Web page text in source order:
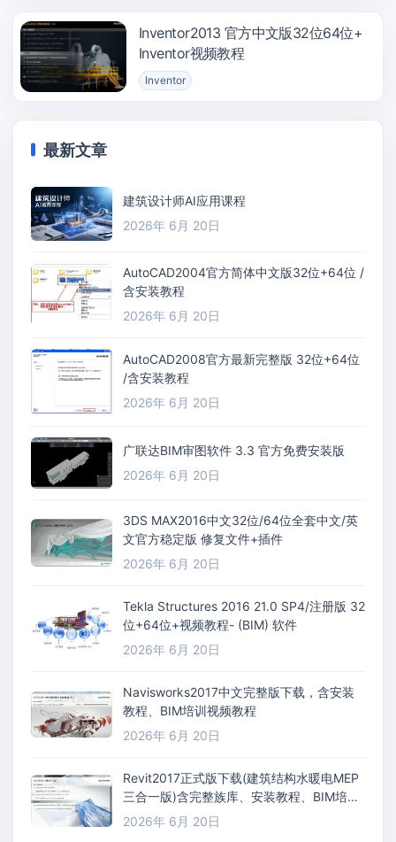
Inventor2013 官方中文版32位64位+
Inventor视频教程
Inventor
最新文章
建筑设计师AI应用课程
2026年 6月 20日
AutoCAD2004官方简体中文版32位+64位 /
含安装教程
2026年 6月 20日
AutoCAD2008官方最新完整版 32位+64位
/含安装教程
2026年 6月 20日
广联达BIM审图软件 3.3 官方免费安装版
2026年 6月 20日
3DS MAX2016中文32位/64位全套中文/英
文官方稳定版 修复文件+插件
2026年 6月 20日
Tekla Structures 2016 21.0 SP4/注册版 32
位+64位+视频教程- (BIM) 软件
2026年 6月 20日
Navisworks2017中文完整版下载，含安装
教程、BIM培训视频教程
2026年 6月 20日
Revit2017正式版下载(建筑结构水暖电MEP
三合一版)含完整族库、安装教程、BIM培训
视频教程
2026年 6月 20日